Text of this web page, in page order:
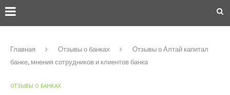
Главная Отзывы о банках
Отзывы о Алтай капитал
банке, мнения сотрудников и клиентов банка
ОТЗЫВЫ О БАНКАХ